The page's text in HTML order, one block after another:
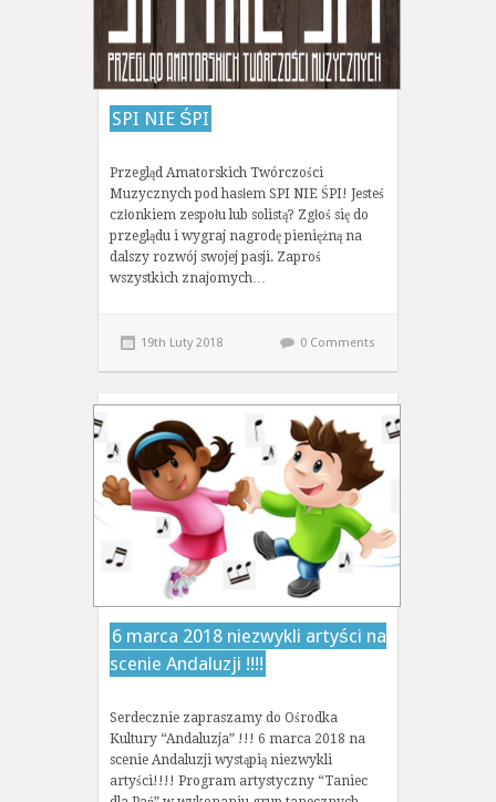
SPI NIE ŚPI
Przegląd Amatorskich Twórczości
Muzycznych pod hasłem SPI NIE ŚPI! Jesteś
członkiem zespołu lub solistą? Zgłoś się do
przeglądu i wygraj nagrodę pieniężną na
dalszy rozwój swojej pasji. Zaproś
wszystkich znajomych…
19th Luty 2018 0 Comments
6 marca 2018 niezwykli artyści na
scenie Andaluzji !!!!
Serdecznie zapraszamy do Ośrodka
Kultury “Andaluzja” !!! 6 marca 2018 na
scenie Andaluzji wystąpią niezwykli
artyści!!!! Program artystyczny “Taniec